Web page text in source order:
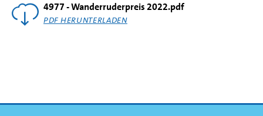
4977 - Wanderruderpreis 2022.pdf
PDF HERUNTERLADEN